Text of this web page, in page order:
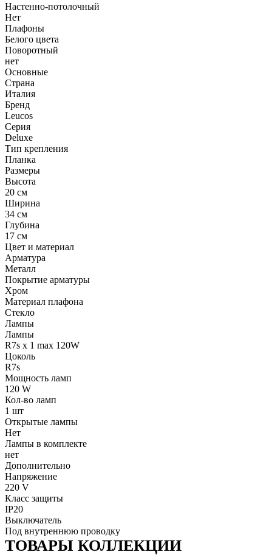
Настенно-потолочный
Нет
Плафоны
Белого цвета
Поворотный
нет
Основные
Страна
Италия
Бренд
Leucos
Серия
Deluxe
Тип крепления
Планка
Размеры
Высота
20 см
Ширина
34 см
Глубина
17 см
Цвет и материал
Арматура
Металл
Покрытие арматуры
Хром
Материал плафона
Стекло
Лампы
Лампы
R7s x 1 max 120W
Цоколь
R7s
Мощность ламп
120 W
Кол-во ламп
1 шт
Открытые лампы
Нет
Лампы в комплекте
нет
Дополнительно
Напряжение
220 V
Класс защиты
IP20
Выключатель
Под внутреннюю проводку
ТОВАРЫ КОЛЛЕКЦИИ